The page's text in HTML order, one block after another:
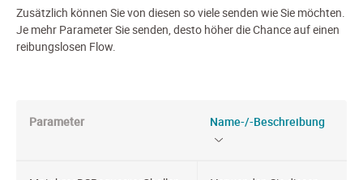
Zusätzlich können Sie von diesen so viele senden wie Sie möchten.
Je mehr Parameter Sie senden, desto höher die Chance auf einen
reibungslosen Flow.
Parameter Name-/-Beschreibung